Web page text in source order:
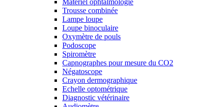
Matériel ophtalmologie
Trousse combinée
Lampe loupe
Loupe binoculaire
Oxymètre de pouls
Podoscope
Spiromètre
Capnographes pour mesure du CO2
Négatoscope
Crayon dermographique
Echelle optométrique
Diagnostic vétérinaire